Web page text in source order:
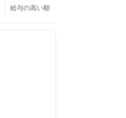
給与の高い順